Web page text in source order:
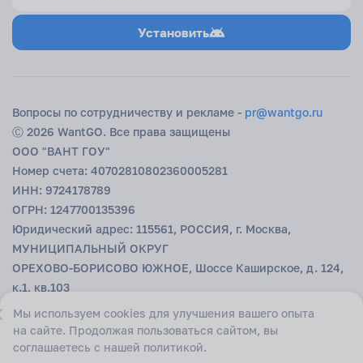
новые разговоры. А Вантгоу сделает так, чтобы это решение было и
удобным, и выгодным. Просто выберите страну, запустите аукцион
Установить
Вопросы по сотрудничеству и рекламе - pr@wantgo.ru
Ⓒ 2026 WantGO. Все права защищены
ООО "ВАНТ ГОУ"
Номер счета: 40702810802360005281
ИНН: 9724178789
ОГРН: 1247700135396
Юридический адрес: 115561, РОССИЯ, г. Москва,
МУНИЦИПАЛЬНЫЙ ОКРУГ
ОРЕХОВО-БОРИСОВО ЮЖНОЕ, Шоссе Каширское, д. 124,
к.1, кв.103
БИК: 044525593
К/с: 30101810200000000593 в ГУ БАНКА РОССИИ ПО
ЦФО
Мы используем cookies для улучшения вашего опыта
на сайте. Продолжая пользоваться сайтом, вы
соглашаетесь с нашей политикой.